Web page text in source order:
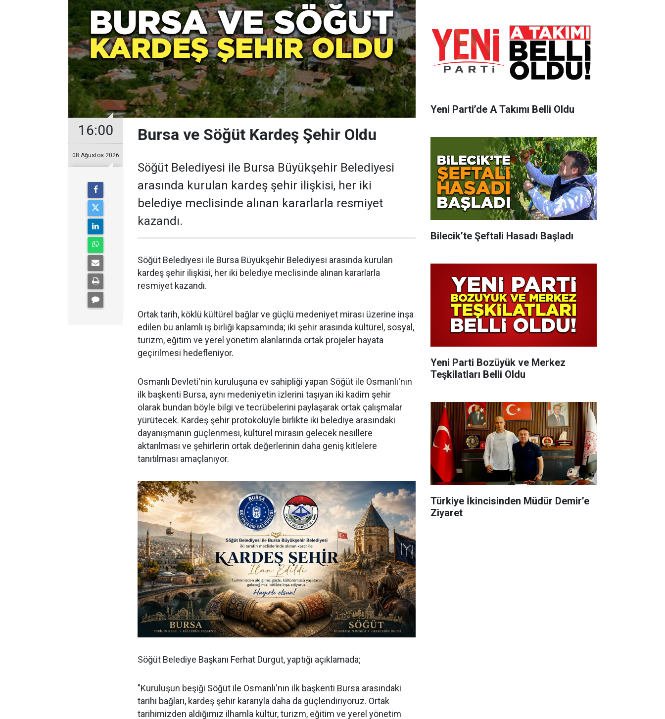
16:00
08 Ağustos 2026
Bursa ve Söğüt Kardeş Şehir Oldu
Söğüt Belediyesi ile Bursa Büyükşehir Belediyesi
arasında kurulan kardeş şehir ilişkisi, her iki
belediye meclisinde alınan kararlarla resmiyet
kazandı.
Söğüt Belediyesi ile Bursa Büyükşehir Belediyesi arasında kurulan
kardeş şehir ilişkisi, her iki belediye meclisinde alınan kararlarla
resmiyet kazandı.
Ortak tarih, köklü kültürel bağlar ve güçlü medeniyet mirası üzerine inşa
edilen bu anlamlı iş birliği kapsamında; iki şehir arasında kültürel, sosyal,
turizm, eğitim ve yerel yönetim alanlarında ortak projeler hayata
geçirilmesi hedefleniyor.
Osmanlı Devleti'nin kuruluşuna ev sahipliği yapan Söğüt ile Osmanlı'nın
ilk başkenti Bursa, aynı medeniyetin izlerini taşıyan iki kadim şehir
olarak bundan böyle bilgi ve tecrübelerini paylaşarak ortak çalışmalar
yürütecek. Kardeş şehir protokolüyle birlikte iki belediye arasındaki
dayanışmanın güçlenmesi, kültürel mirasın gelecek nesillere
aktarılması ve şehirlerin ortak değerlerinin daha geniş kitlelere
tanıtılması amaçlanıyor.
Söğüt Belediye Başkanı Ferhat Durgut, yaptığı açıklamada;
"Kuruluşun beşiği Söğüt ile Osmanlı'nın ilk başkenti Bursa arasındaki
tarihi bağları, kardeş şehir kararıyla daha da güçlendiriyoruz. Ortak
tarihimizden aldığımız ilhamla kültür, turizm, eğitim ve yerel yönetim
Yeni Parti’de A Takımı Belli Oldu
Bilecik’te Şeftali Hasadı Başladı
Yeni Parti Bozüyük ve Merkez
Teşkilatları Belli Oldu
Türkiye İkincisinden Müdür Demir’e
Ziyaret